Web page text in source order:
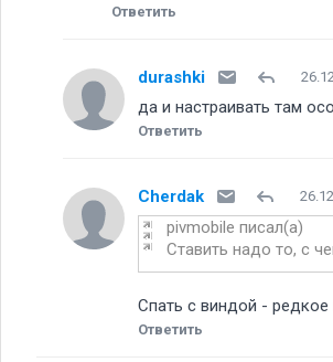
Ответить
durashki
да и настраивать там
Ответить
Cherdak
pivmobile писал(а)
Ставить надо то, с
Спать с виндой -
Ответить